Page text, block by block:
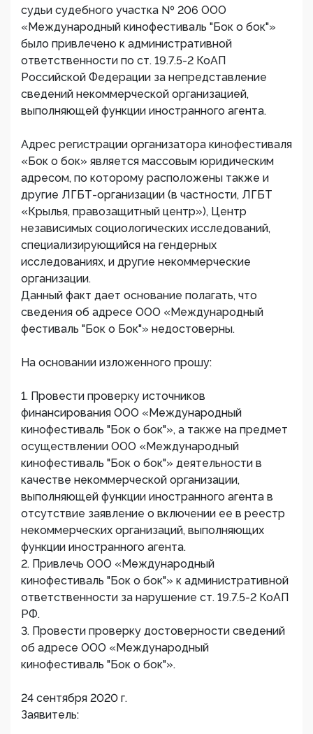
судьи судебного участка № 206 ООО
«Международный кинофестиваль "Бок о бок"»
было привлечено к административной
ответственности по ст. 19.7.5-2 КоАП
Российской Федерации за непредставление
сведений некоммерческой организацией,
выполняющей функции иностранного агента.
Адрес регистрации организатора кинофестиваля
«Бок о бок» является массовым юридическим
адресом, по которому расположены также и
другие ЛГБТ-организации (в частности, ЛГБТ
«Крылья, правозащитный центр»), Центр
независимых социологических исследований,
специализирующийся на гендерных
исследованиях, и другие некоммерческие
организации.
Данный факт дает основание полагать, что
сведения об адресе ООО «Международный
фестиваль "Бок о Бок"» недостоверны.
На основании изложенного прошу:
1. Провести проверку источников
финансирования ООО «Международный
кинофестиваль "Бок о бок"», а также на предмет
осуществлении ООО «Международный
кинофестиваль "Бок о бок"» деятельности в
качестве некоммерческой организации,
выполняющей функции иностранного агента в
отсутствие заявление о включении ее в реестр
некоммерческих организаций, выполняющих
функции иностранного агента.
2. Привлечь ООО «Международный
кинофестиваль "Бок о бок"» к административной
ответственности за нарушение ст. 19.7.5-2 КоАП
РФ.
3. Провести проверку достоверности сведений
об адресе ООО «Международный
кинофестиваль "Бок о бок"».
24 сентября 2020 г.
Заявитель: